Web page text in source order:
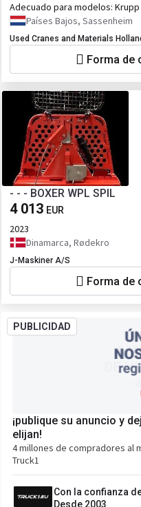
Adecuado para modelos: Krupp
6160 7250
Países Bajos, Sassenheim
Used Cranes and Materials
Forma de
- - - BOXER WPL SPIL
4 013 EUR
2023
Dinamarca, Rødekro
J-Maskiner A/S
Forma de
PUBLICIDAD
¡publique su anuncio y
elijan!
4 millones de compradores al
Truck1
Con la confianza
Desde 2003